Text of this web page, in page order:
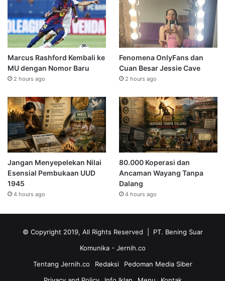
Marcus Rashford Kembali ke
MU dengan Nomor Baru
2 hours ago
Fenomena OnlyFans dan
Cuan Besar Jessie Cave
2 hours ago
Jangan Menyepelekan Nilai
Esensial Pembukaan UUD
1945
4 hours ago
80.000 Koperasi dan
Ancaman Wayang Tanpa
Dalang
4 hours ago
© Copyright 2019, All Rights Reserved | PT. Bening Suar
Komunika - Jernih.co
Tentang Jernih.co
Redaksi
Pedoman Media Siber